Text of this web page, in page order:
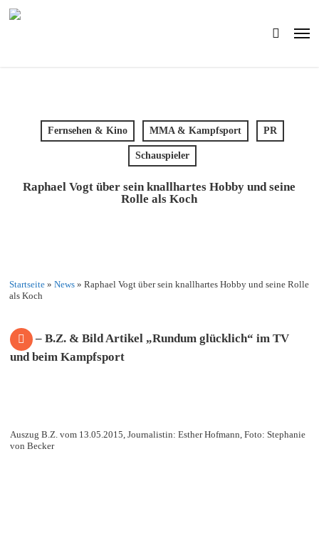
search
Fernsehen & Kino MMA & Kampfsport PR
Schauspieler
Raphael Vogt über sein knallhartes Hobby und seine
Rolle als Koch
Startseite »News »Raphael Vogt über sein knallhartes Hobby und seine Rolle
als Koch
– B.Z. & Bild Artikel „Rundum glücklich“ im TV
und beim Kampfsport
Auszug B.Z. vom 13.05.2015, Journalistin: Esther Hofmann, Foto: Stephanie
von Becker